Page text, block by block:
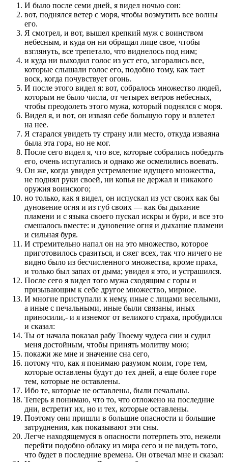
И было после семи дней, я видел ночью сон:
вот, поднялся ветер с моря, чтобы возмутить все волны
его.
Я смотрел, и вот, вышел крепкий муж с воинством
небесным, и куда он ни обращал лице свое, чтобы
взглянуть, все трепетало, что виднелось под ним;
и куда ни выходил голос из уст его, загорались все,
которые слышали голос его, подобно тому, как тает
воск, когда почувствует огонь.
И после этого видел я: вот, собралось множество людей,
которым не было числа, от четырех ветров небесных,
чтобы преодолеть этого мужа, который поднялся с моря.
Видел я, и вот, он изваял себе большую гору и взлетел
на нее.
Я старался увидеть ту страну или место, откуда изваяна
была эта гора, но не мог.
После сего видел я, что все, которые собрались победить
его, очень испугались и однако же осмелились воевать.
Он же, когда увидел устремление идущего множества,
не поднял руки своей, ни копья не держал и никакого
оружия воинского;
но только, как я видел, он испускал из уст своих как бы
дуновение огня и из губ своих — как бы дыхание
пламени и с языка своего пускал искры и бури, и все это
смешалось вместе: и дуновение огня и дыхание пламени
и сильная буря.
И стремительно напал он на это множество, которое
приготовилось сразиться, и сжег всех, так что ничего не
видно было из бесчисленного множества, кроме праха,
и только был запах от дыма; увидел я это, и устрашился.
После сего я видел того мужа сходящим с горы и
призывающим к себе другое множество, мирное.
И многие приступали к нему, иные с лицами веселыми,
а иные с печальными, иные были связаны, иных
приносили,- и я изнемог от великого страха, пробудился
и сказал:
Ты от начала показал рабу Твоему чудеса сии и судил
меня достойным, чтобы принять молитву мою;
покажи же мне и значение сна сего,
потому что, как я понимаю разумом моим, горе тем,
которые оставлены будут до тех дней, а еще более горе
тем, которые не оставлены.
Ибо те, которые не оставлены, были печальны.
Теперь я понимаю, что то, что отложено на последние
дни, встретит их, но и тех, которые оставлены.
Поэтому они пришли в большие опасности и большие
затруднения, как показывают эти сны.
Легче находящемуся в опасности потерпеть это, нежели
перейти подобно облаку из мира сего и не видеть того,
что будет в последние времена. Он отвечал мне и сказал: